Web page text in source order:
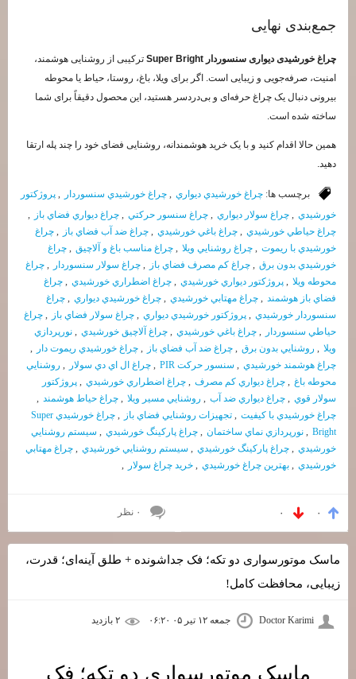
جمع‌بندی نهایی
چراغ خورشیدی دیواری سنسوردار Super Bright
ترکیبی از روشنایی هوشمند،
امنیت، صرفه‌جویی و زیبایی است. اگر برای ویلا، باغ، روستا، حیاط یا محوطه
بیرونی دنبال یک چراغ حرفه‌ای و بی‌دردسر هستید، این محصول دقیقاً برای شما
ساخته شده است.
همین حالا اقدام کنید و با یک خرید هوشمندانه، روشنایی فضای خود را چند پله ارتقا
دهید.
برچسب ها: چراغ خورشيدي ديواري چراغ خورشيدي سنسوردار
پروژكتور
خورشيدي , چراغ سولار ديواري , چراغ سنسور حركتي , چراغ ديواري فضاي باز
,
چراغ حياطي خورشيدي , چراغ باغي خورشيدي , چراغ ضد آب فضاي باز , چراغ
خورشيدي با ريموت , چراغ روشنايي ويلا , چراغ مناسب باغ و آلاچيق , چراغ
خورشيدي بدون برق , چراغ كم مصرف فضاي باز , چراغ سولار سنسوردار , چراغ
محوطه ويلا , پروژكتور ديواري خورشيدي , چراغ اضطراري خورشيدي , چراغ
فضاي باز هوشمند , چراغ مهتابي خورشيدي , چراغ خورشيدي ديواري , چراغ
سنسوردار خورشيدي , پروژكتور خورشيدي ديواري , چراغ سولار فضاي باز , چراغ
حياطي سنسوردار
, چراغ باغي خورشيدي , چراغ آلاچيق خورشيدي , نورپردازي
ويلا , روشنايي بدون برق , چراغ ضد آب فضاي باز , چراغ خورشيدي ريموت دار
,
چراغ هوشمند خورشيدي , سنسور حركت PIR , چراغ ال اي دي سولار , روشنايي
محوطه باغ , چراغ ديواري كم مصرف , چراغ اضطراري خورشيدي , پروژكتور
سولار قوي , چراغ ديواري ضد آب , روشنايي مسير ويلا , چراغ حياط هوشمند ,
چراغ خورشيدي با كيفيت , تجهيزات روشنايي فضاي باز ,
چراغ خورشيدي Super
Bright
, نورپردازي نماي ساختمان , چراغ پاركينگ خورشيدي , سيستم روشنايي
خورشيدي , چراغ پاركينگ خورشيدي , سيستم روشنايي خورشيدي , چراغ مهتابي
خورشيدي , بهترين چراغ خورشيدي , خريد چراغ سولار ,
۰ ۰ ۰ نظر
ماسک موتورسواری دو تکه؛ فک جداشونده + طلق آینه‌ای؛ قدرت،
زیبایی، محافظت کامل!
Doctor Karimi جمعه ۱۲ تیر ۰۵ ۰۶:۲۰
ماسک موتورسواری دو تکه؛ فک